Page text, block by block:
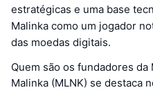
estratégicas e uma base
Malinka como um jogador
das moedas digitais.
Quem são os fundadores da
Malinka (MLNK) se destaca